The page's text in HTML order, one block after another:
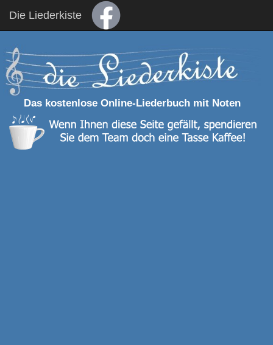
Die Liederkiste
Das kostenlose Online-Liederbuch mit Noten